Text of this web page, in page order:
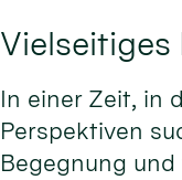
Vielseitiges
In einer Zeit, in
Perspektiven
Begegnung